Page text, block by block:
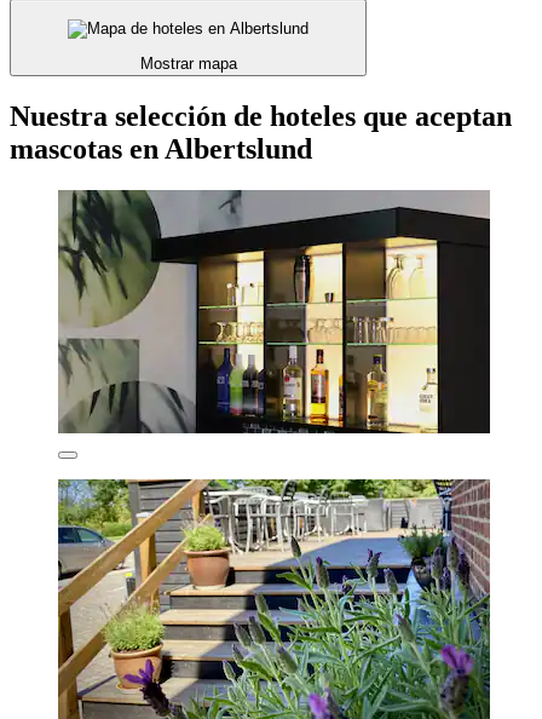
Mostrar mapa
Nuestra selección de hoteles que aceptan
mascotas en Albertslund